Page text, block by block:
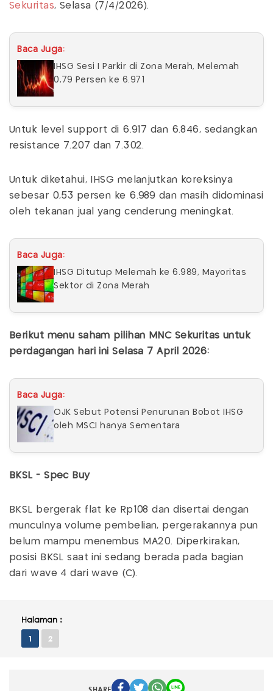
Sekuritas, Selasa (7/4/2026).
Baca Juga:
IHSG Sesi I Parkir di Zona Merah, Melemah
0,79 Persen ke 6.971
Untuk level support di 6.917 dan 6.846, sedangkan
resistance 7.207 dan 7.302.
Untuk diketahui, IHSG melanjutkan koreksinya
sebesar 0,53 persen ke 6.989 dan masih didominasi
oleh tekanan jual yang cenderung meningkat.
Baca Juga:
IHSG Ditutup Melemah ke 6.989, Mayoritas
Sektor di Zona Merah
Berikut menu saham pilihan MNC Sekuritas untuk
perdagangan hari ini Selasa 7 April 2026:
Baca Juga:
OJK Sebut Potensi Penurunan Bobot IHSG
oleh MSCI hanya Sementara
BKSL - Spec Buy
BKSL bergerak flat ke Rp108 dan disertai dengan
munculnya volume pembelian, pergerakannya pun
belum mampu menembus MA20. Diperkirakan,
posisi BKSL saat ini sedang berada pada bagian
dari wave 4 dari wave (C).
Halaman :
1 2
SHARE